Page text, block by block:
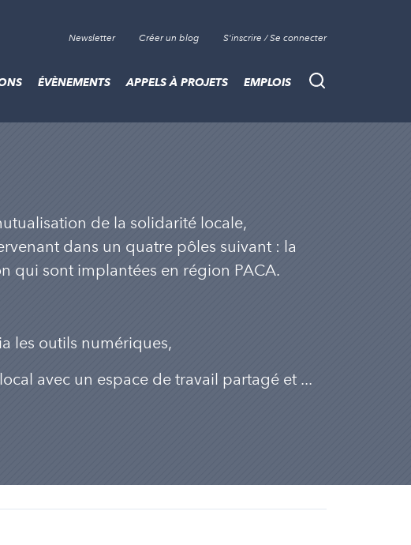
Newsletter Créer un blog S'inscrire / Se connecter
Recherche
ÉVÈNEMENTS APPELS À PROJETS EMPLOIS
de la solidarité locale,
dans un quatre pôles suivant : la
qui sont implantées en région PACA.
les outils numériques,
avec un espace de travail partagé et ...